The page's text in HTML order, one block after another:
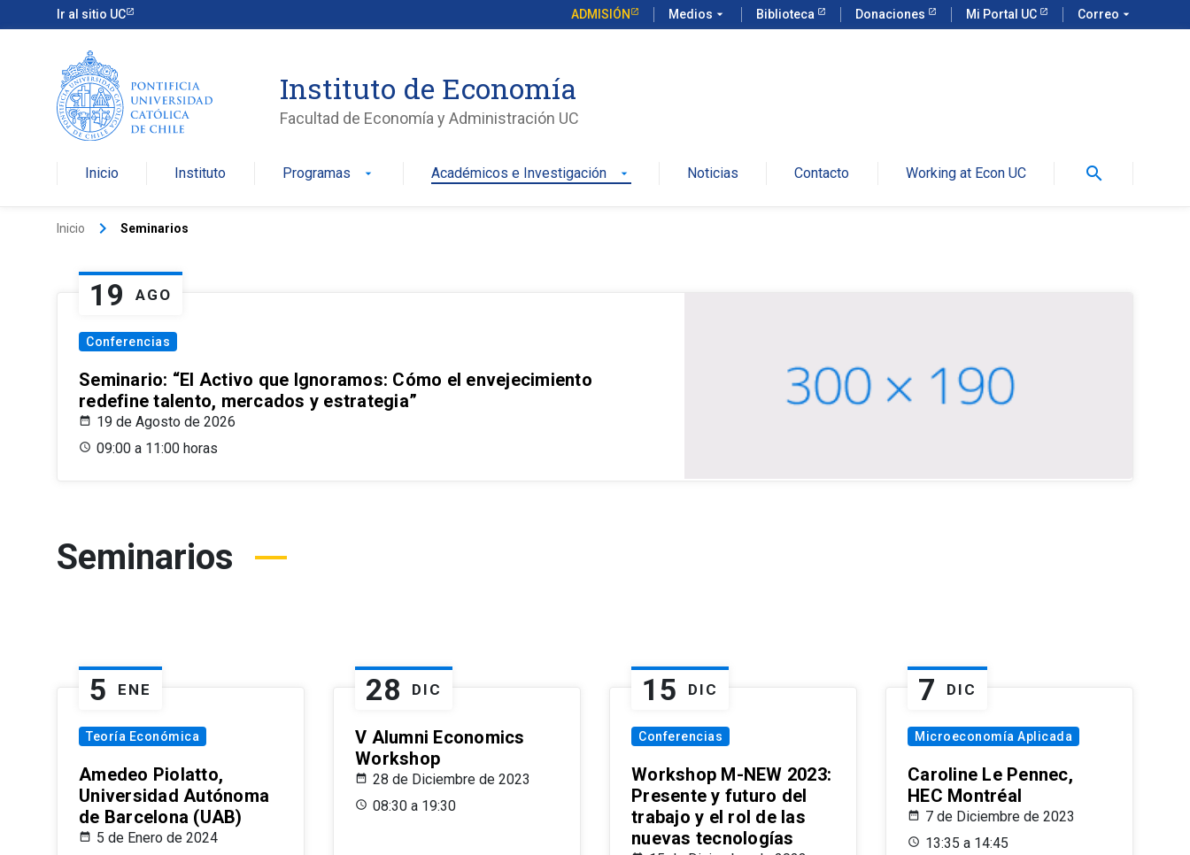
Ir al sitio UC ADMISIÓN Medios arrow_drop_down Biblioteca Donaciones Mi Portal UC Correo arrow_drop_down
Instituto de Economía
Facultad de Economía y Administración UC
Inicio Instituto Programas arrow_drop_down Académicos e Investigación arrow_drop_down Noticias Contacto Working at Econ UC search
Inicio keyboard_arrow_right Seminarios
19 AGO
Conferencias
Seminario: “El Activo que Ignoramos: Cómo el envejecimiento
redefine talento, mercados y estrategia”
19 de Agosto de 2026
09:00 a 11:00 horas
Seminarios
5 ENE
Teoría Económica
Amedeo Piolatto,
Universidad Autónoma
de Barcelona (UAB)
5 de Enero de 2024
28 DIC
V Alumni Economics
Workshop
28 de Diciembre de 2023
08:30 a 19:30
15 DIC
Conferencias
Workshop M-NEW 2023:
Presente y futuro del
trabajo y el rol de las
nuevas tecnologías
7 DIC
Microeconomía Aplicada
Caroline Le Pennec,
HEC Montréal
7 de Diciembre de 2023
13:35 a 14:45